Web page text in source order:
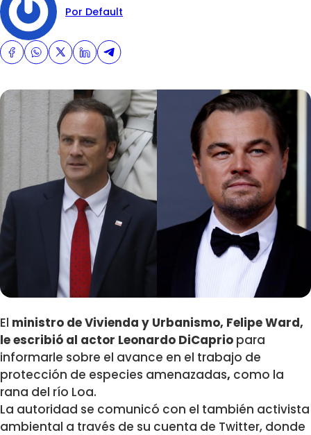
Por Default
El ministro de Vivienda y Urbanismo, Felipe Ward,
le escribió al actor Leonardo DiCaprio para
informarle sobre el avance en el trabajo de
protección de especies amenazadas, como la
rana del río Loa.
La autoridad se comunicó con el también activista
ambiental a través de su cuenta de Twitter, donde